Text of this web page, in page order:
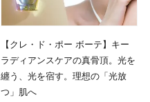
【クレ・ド・ポー ボーテ】キー
ラディアンスケアの真骨頂。光を
纏う、光を宿す。理想の「光放
つ」肌へ